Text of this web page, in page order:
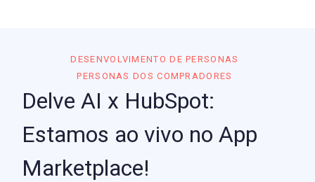
DESENVOLVIMENTO DE PERSONAS
PERSONAS DOS COMPRADORES
Delve AI x HubSpot:
Estamos ao vivo no App
Marketplace!